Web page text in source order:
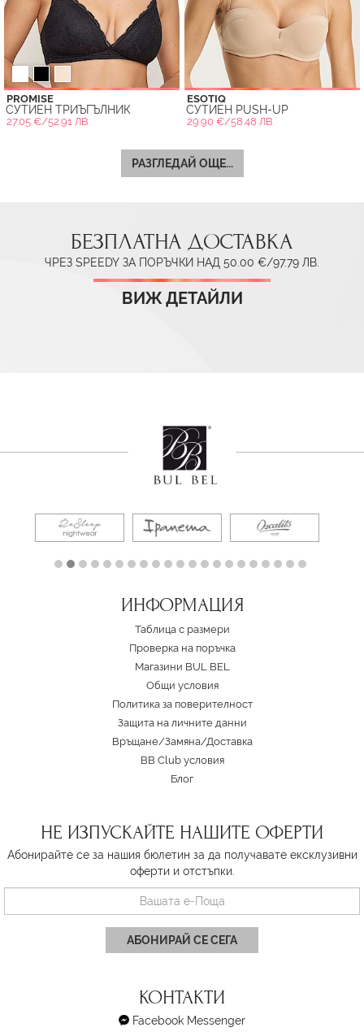
PROMISE
СУТИЕН ТРИЪГЪЛНИК
27.05 €/52.91 ЛВ.
ESOTIQ
СУТИЕН PUSH-UP
29.90 €/58.48 ЛВ.
РАЗГЛЕДАЙ ОЩЕ...
БЕЗПЛАТНА ДОСТАВКА
ЧРЕЗ SPEEDY ЗА ПОРЪЧКИ НАД 50.00 €/97.79 ЛВ.
ВИЖ ДЕТАЙЛИ
ИНФОРМАЦИЯ
Таблица с размери
Проверка на поръчка
Магазини BUL BEL
Oбщи условия
Политика за поверителност
Защита на личните данни
Връщане/Замяна/Доставка
BB Club условия
Блог
НЕ ИЗПУСКАЙТЕ НАШИТЕ ОФЕРТИ
Абонирайте се за нашия бюлетин за да получавате ексклузивни
оферти и отстъпки.
АБОНИРАЙ СЕ СЕГА
КОНТАКТИ
Facebook Messenger